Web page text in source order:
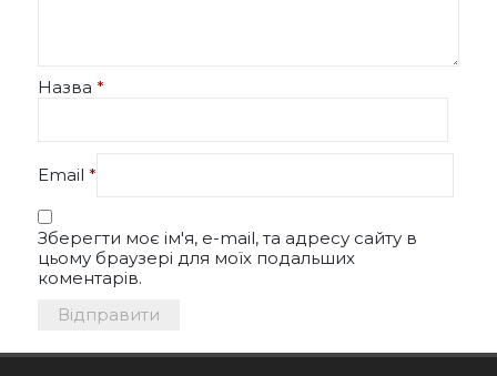
Назва *
Email *
Зберегти моє ім'я, e-mail, та адресу сайту в
цьому браузері для моїх подальших
коментарів.